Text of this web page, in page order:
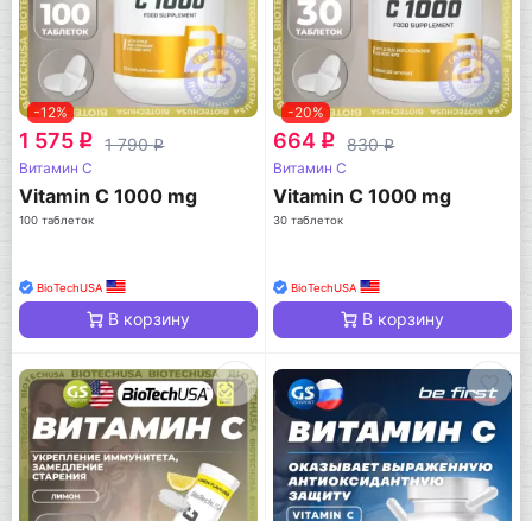
-12%
1 575 q 1 790q
Витамин C
Vitamin C 1000 mg
100 таблеток
BioTechUSA
В корзину
-20%
664 q 830q
Витамин C
Vitamin C 1000 mg
30 таблеток
BioTechUSA
В корзину